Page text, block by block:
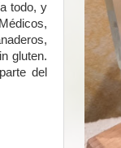
todo, y
gluten.
del